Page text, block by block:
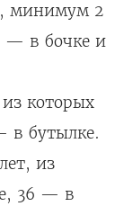
минимум 2
— в бочке и
которых
в бутылке.
из
36 — в